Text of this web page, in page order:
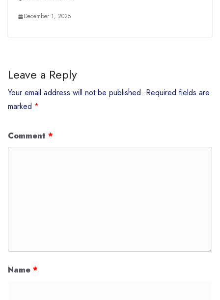
December 1, 2025
Leave a Reply
Your email address will not be published. Required fields are
marked *
Comment *
Name *